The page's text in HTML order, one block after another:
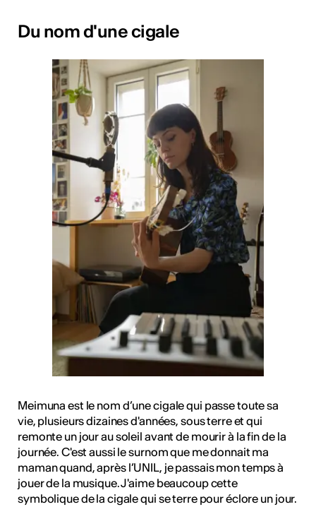
Du nom d'une cigale
Meimuna est le nom d’une cigale qui passe toute sa
vie, plusieurs dizaines d'années, sous terre et qui
remonte un jour au soleil avant de mourir à la fin de la
journée. C'est aussi le surnom que me donnait ma
maman quand, après l’UNIL, je passais mon temps à
jouer de la musique. J'aime beaucoup cette
symbolique de la cigale qui se terre pour éclore un jour.